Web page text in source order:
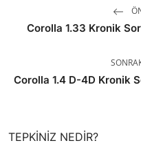
Corolla 1.33 Kronik
Corolla 1.4 D-4D Kronik
TEPKINIZ NEDIR?